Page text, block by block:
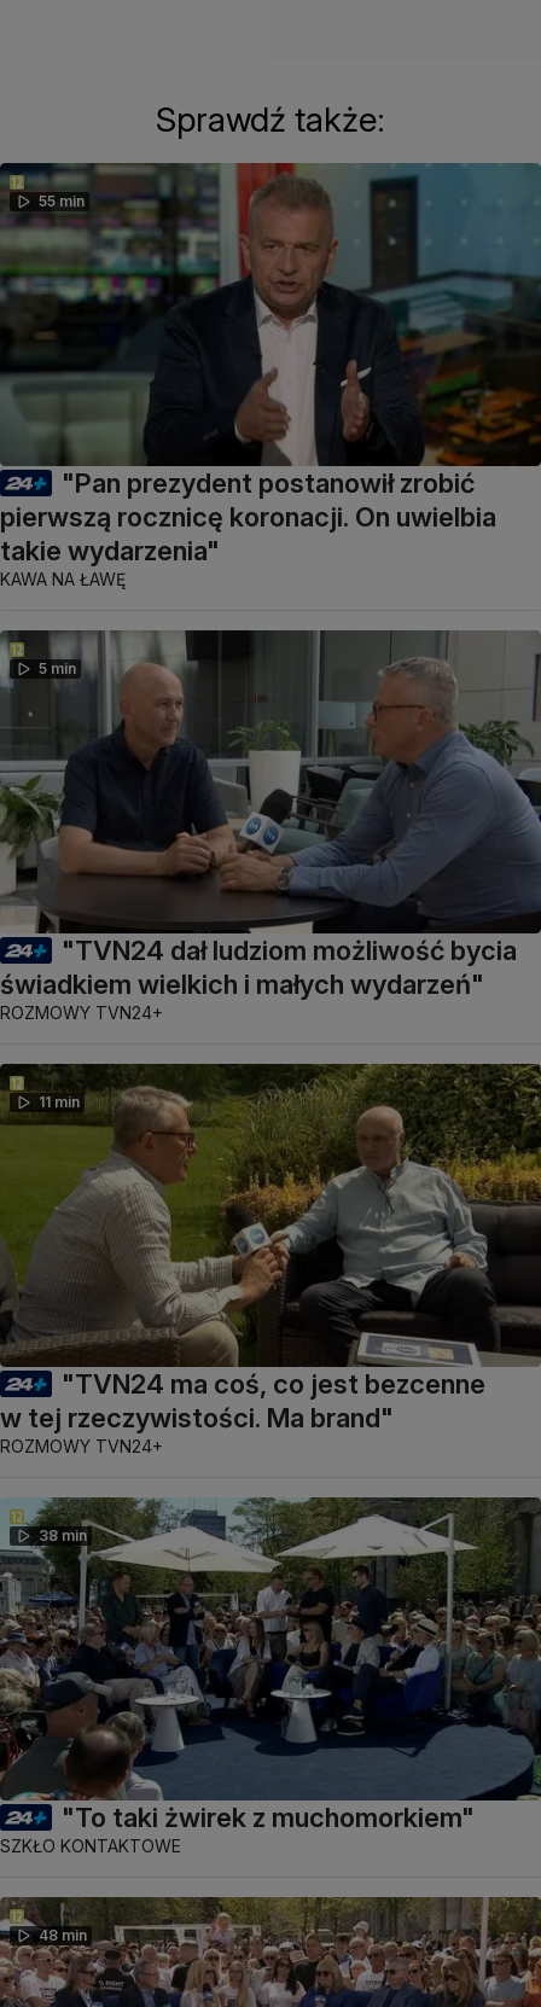
Sprawdź także:
55 min
"Pan prezydent postanowił zrobić
pierwszą rocznicę koronacji. On uwielbia
takie wydarzenia"
KAWA NA ŁAWĘ
5 min
"TVN24 dał ludziom możliwość bycia
świadkiem wielkich i małych wydarzeń"
ROZMOWY TVN24+
11 min
"TVN24 ma coś, co jest bezcenne
w tej rzeczywistości. Ma brand"
ROZMOWY TVN24+
38 min
"To taki żwirek z muchomorkiem"
SZKŁO KONTAKTOWE
48 min